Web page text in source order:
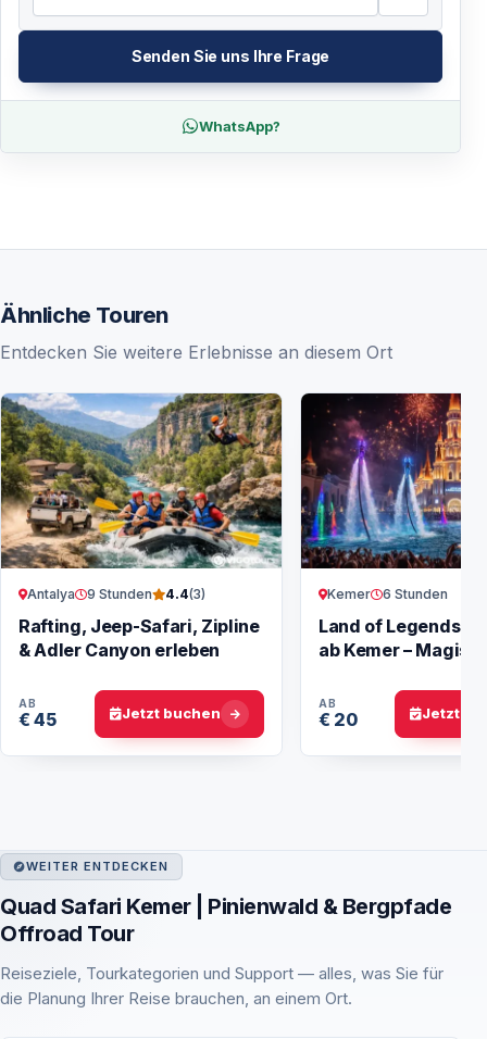
Senden Sie uns Ihre Frage
WhatsApp?
Ähnliche Touren
Entdecken Sie weitere Erlebnisse an diesem Ort
Antalya 9 Stunden 4.4(3)
Rafting, Jeep-Safari, Zipline
& Adler Canyon erleben
AB
€ 45 Jetzt buchen
Kemer 6 Stunden
Land of Legends
ab Kemer –
AB
€ 20 Jetzt
WEITER ENTDECKEN
Quad Safari Kemer | Pinienwald & Bergpfade
Offroad Tour
Reiseziele, Tourkategorien und Support — alles, was Sie für
die Planung Ihrer Reise brauchen, an einem Ort.